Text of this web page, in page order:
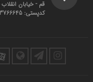
کدپستی: 3713766645